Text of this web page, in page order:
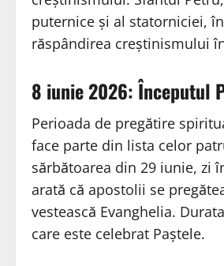
puternice și al statorniciei,
răspândirea creștinismului
8 iunie 2026: Începutul
Perioada de pregătire
face parte din lista celor
sărbătoarea din 29 iunie, zi
arată că apostolii se
vestească Evanghelia.
care este celebrat Paștele.